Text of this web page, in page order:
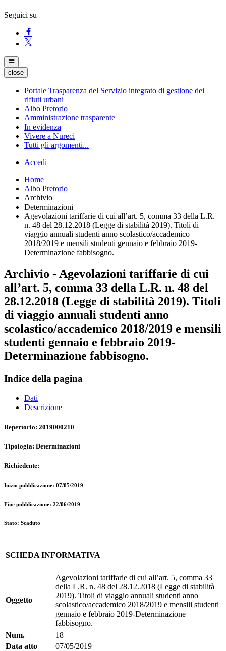
Seguici su
close
Portale Trasparenza del Servizio integrato di gestione dei
rifiuti urbani
Albo Pretorio
Amministrazione trasparente
In evidenza
Vivere a Nureci
Tutti gli argomenti...
Accedi
Home
Albo Pretorio
Archivio
Determinazioni
Agevolazioni tariffarie di cui all’art. 5, comma 33 della L.R.
n. 48 del 28.12.2018 (Legge di stabilità 2019). Titoli di
viaggio annuali studenti anno scolastico/accademico
2018/2019 e mensili studenti gennaio e febbraio 2019-
Determinazione fabbisogno.
Archivio - Agevolazioni tariffarie di cui
all’art. 5, comma 33 della L.R. n. 48 del
28.12.2018 (Legge di stabilità 2019). Titoli
di viaggio annuali studenti anno
scolastico/accademico 2018/2019 e mensili
studenti gennaio e febbraio 2019-
Determinazione fabbisogno.
Indice della pagina
Dati
Descrizione
Repertorio: 2019000210
Tipologia: Determinazioni
Richiedente:
Inizio pubblicazione: 07/05/2019
Fine pubblicazione: 22/06/2019
Stato: Scaduto
SCHEDA INFORMATIVA
Oggetto
Agevolazioni tariffarie di cui all’art. 5, comma 33
della L.R. n. 48 del 28.12.2018 (Legge di stabilità
2019). Titoli di viaggio annuali studenti anno
scolastico/accademico 2018/2019 e mensili studenti
gennaio e febbraio 2019-Determinazione
fabbisogno.
Num.
18
Data atto
07/05/2019